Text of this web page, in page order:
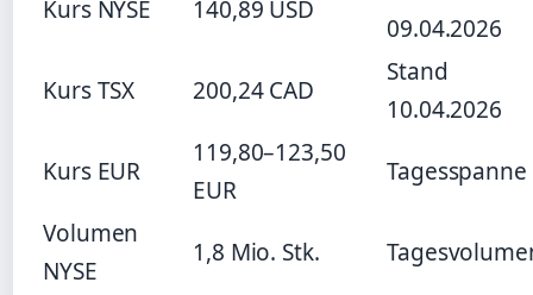
Kurs NYSE 140,89 USD
09.04.2026
Kurs TSX
200,24 CAD
Stand
10.04.2026
Kurs EUR
119,80–123,50
EUR
Tagesspanne
Volumen
NYSE
1,8 Mio. Stk.